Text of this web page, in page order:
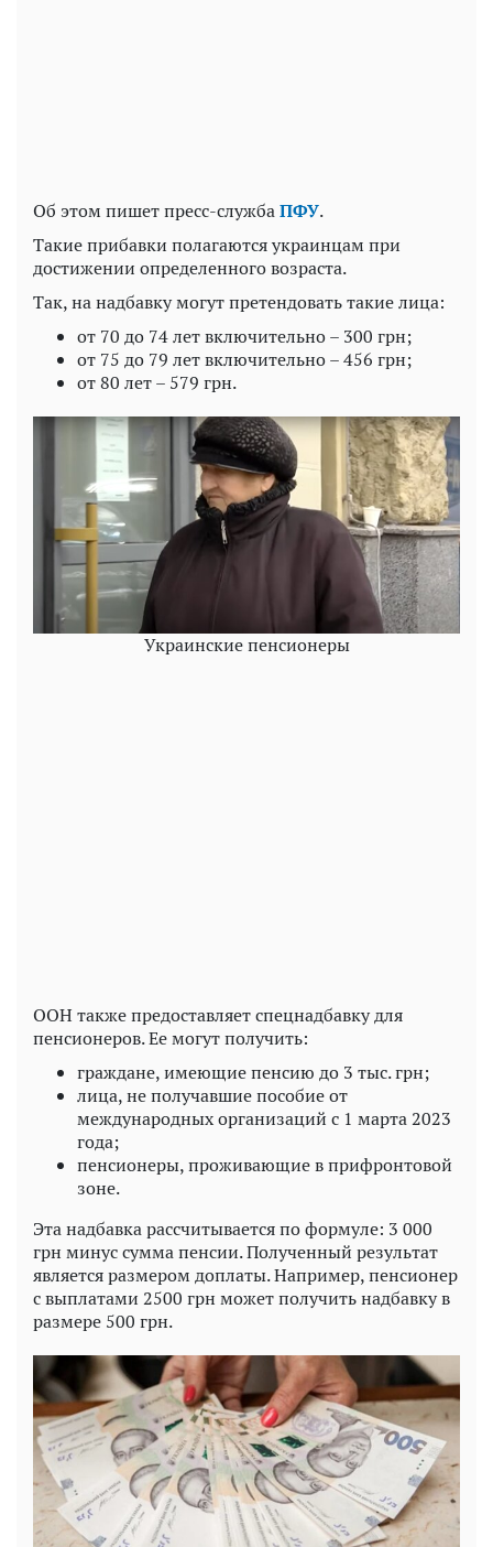
Об этом пишет пресс-службаПФУ.
Такие прибавки полагаются украинцам при
достижении определенного возраста.
Так, на надбавку могут претендовать такие лица:
от 70 до 74 лет включительно – 300 грн;
от 75 до 79 лет включительно – 456 грн;
от 80 лет – 579 грн.
Украинские пенсионеры
ООН также предоставляет спецнадбавку для
пенсионеров. Ее могут получить:
граждане, имеющие пенсию до 3 тыс. грн;
лица, не получавшие пособие от
международных организаций с 1 марта 2023
года;
пенсионеры, проживающие в прифронтовой
зоне.
Эта надбавка рассчитывается по формуле: 3 000
грн минус сумма пенсии. Полученный результат
является размером доплаты. Например, пенсионер
с выплатами 2500 грн может получить надбавку в
размере 500 грн.